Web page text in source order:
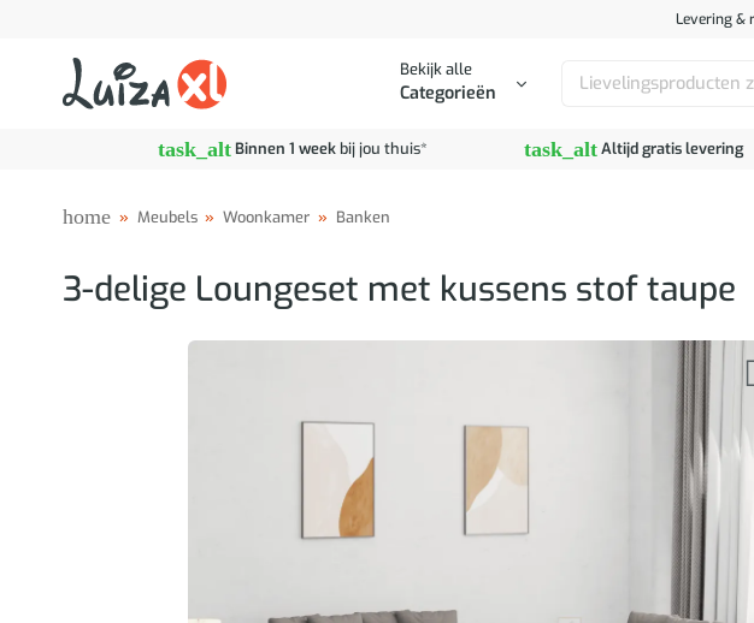
Levering &
Bekijk alle
Categorieën
Zoeken
task_altBinnen 1 weekbij jou thuis* task_altAltijd gratis levering
home » Meubels » Woonkamer » Banken
3-delige Loungeset met kussens stof taupe